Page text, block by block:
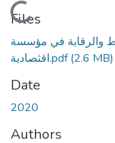
Loading...
Files
والرقابة في مؤسسة
اقثصادية.pdf(2.6 MB)
Date
2020
Authors